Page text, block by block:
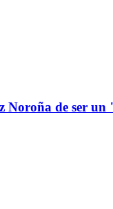
Noroña de ser